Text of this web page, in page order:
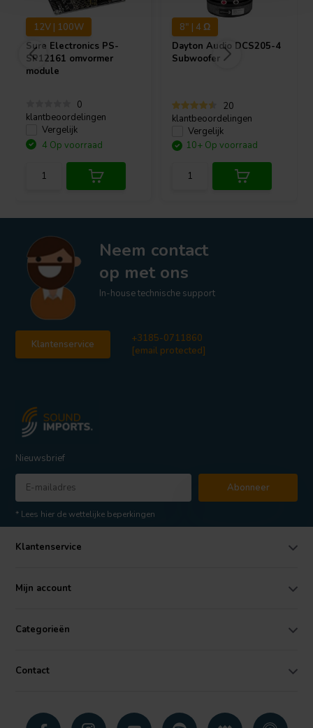
12V | 100W
Sure Electronics PS-
SP12161 omvormer
module
0
klantbeoordelingen
Vergelijk
4 Op voorraad
8" | 4 Ω
Dayton Audio DCS205-4
Subwoofer
20
klantbeoordelingen
Vergelijk
10+ Op voorraad
Neem contact
op met ons
In-house technische support
Klantenservice
+3185-0711860
[email protected]
Nieuwsbrief
Abonneer
* Lees hier de wettelijke beperkingen
Klantenservice
Mijn account
Categorieën
Contact